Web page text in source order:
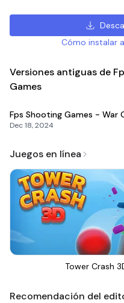
Cómo instalar
Versiones antiguas de
Games
Fps Shooting Games - War
Dec 18, 2024
Juegos en línea
Tower Crash
Recomendación del